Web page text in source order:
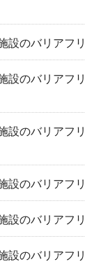
設のバリアフ
設のバリアフ
設のバリアフ
設のバリアフ
設のバリアフ
設のバリアフ